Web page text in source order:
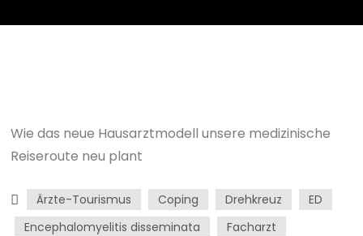
Wie das neue Hausarztmodell unsere medizinische
Reiseroute neu plant
Ärzte-Tourismus Coping Drehkreuz
ED
Encephalomyelitis disseminata
Facharzt